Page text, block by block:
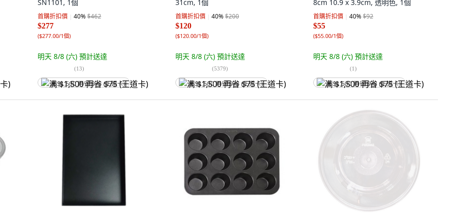
SN1101, 1個
首購折扣價 40%$462
$277
($277.00/1個)
明天 8/8 (六) 預計送達
(13)
满 $1,500 再省 $75 (王道卡)
31cm, 1個
首購折扣價 40%$200
$120
($120.00/1個)
明天 8/8 (六) 預計送達
(5379)
满 $1,500 再省 $75 (王道卡)
8cm 10.9 x 3.9cm, 透明色, 1個
首購折扣價 40%$92
$55
($55.00/1個)
明天 8/8 (六) 預計送達
(1)
满 $1,500 再省 $75 (王道卡)